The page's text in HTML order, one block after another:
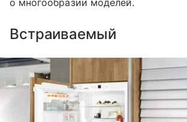
о многообразии моделей.
Встраиваемый